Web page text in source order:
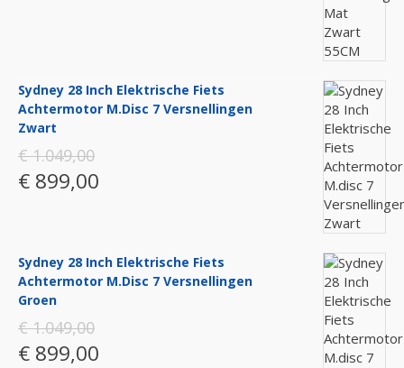
Sydney 28 Inch Elektrische Fiets
Achtermotor M.disc 7 Versnellingen
Zwart
€ 1.049,00
€ 899,00
Sydney 28 Inch Elektrische Fiets
Achtermotor M.disc 7 Versnellingen
Groen
€ 1.049,00
€ 899,00